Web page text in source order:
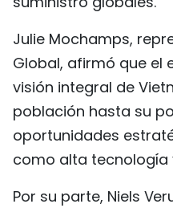
Julie Mochamps,
Global, afirmó que el
visión integral de
población hasta su
oportunidades
como alta tecnología
Por su parte, Niels